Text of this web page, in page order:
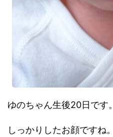
ゆのちゃん生後20日です。
しっかりしたお顔ですね。